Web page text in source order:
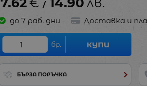
/
до 7 раб. дни Доставка и
бр. КУПИ
БЪРЗА ПОРЪЧКА